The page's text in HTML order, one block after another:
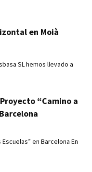
en Moià
SL hemos llevado a
“Camino a
en Barcelona En